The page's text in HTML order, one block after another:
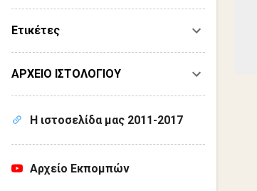
Ετικέτες
ΑΡΧΕΙΟ ΙΣΤΟΛΟΓΙΟΥ
Η ιστοσελίδα μας 2011-2017
Αρχείο Εκπομπών